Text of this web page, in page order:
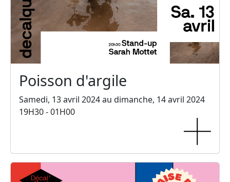
Poisson d'argile
Samedi, 13 avril 2024 au dimanche, 14 avril 2024
19H30 - 01H00